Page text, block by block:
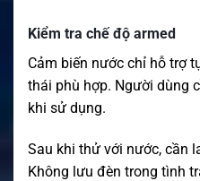
Kiểm tra chế độ armed
Cảm biến nước chỉ hỗ trợ
thái phù hợp. Người dùng
khi sử dụng.
Sau khi thử với nước, cần
Không lưu đèn trong tình